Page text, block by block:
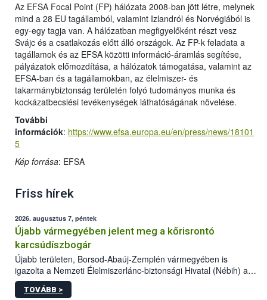
Az EFSA Focal Point (FP) hálózata 2008-ban jött létre, melynek
mind a 28 EU tagállamból, valamint Izlandról és Norvégiából is
egy-egy tagja van. A hálózatban megfigyelőként részt vesz
Svájc és a csatlakozás előtt álló országok. Az FP-k feladata a
tagállamok és az EFSA közötti információ-áramlás segítése,
pályázatok előmozdítása, a hálózatok támogatása, valamint az
EFSA-ban és a tagállamokban, az élelmiszer- és
takarmánybiztonság területén folyó tudományos munka és
kockázatbecslési tevékenységek láthatóságának növelése.
További
információk: https://www.efsa.europa.eu/en/press/news/18101
5
Kép forrása: EFSA
Friss hírek
2026. augusztus 7, péntek
Újabb vármegyében jelent meg a kőrisrontó
karcsúdíszbogár
Újabb területen, Borsod-Abaúj-Zemplén vármegyében is
igazolta a Nemzeti Élelmiszerlánc-biztonsági Hivatal (Nébih) a
kőrisrontó karcsúdíszbogár (Agrilus planipennis) jelenlétét. A
kártevőt nem csak színcsapdában találták meg, de már fertőzött
TOVÁBB >